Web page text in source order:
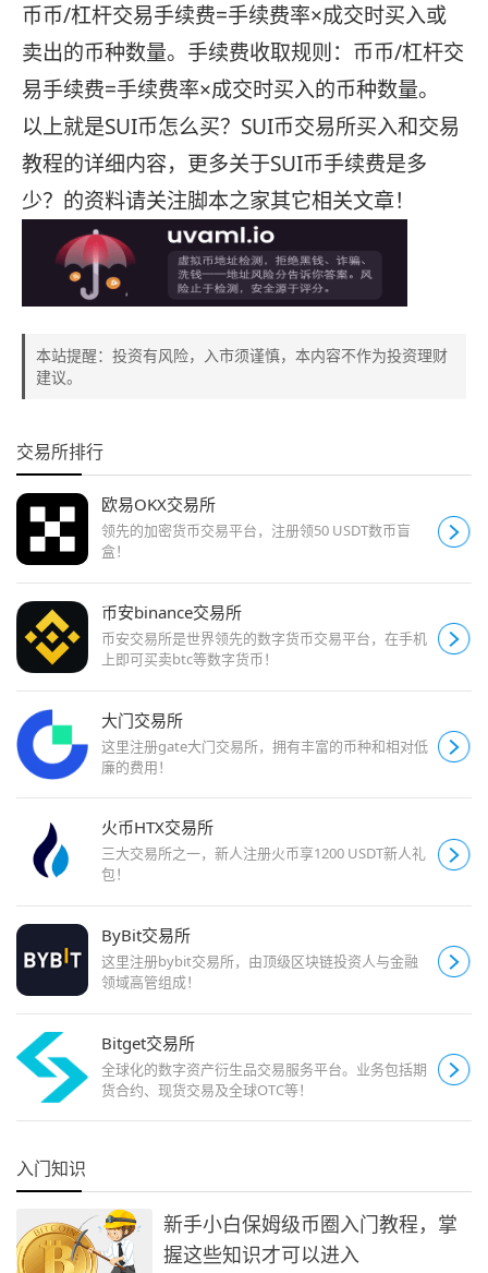
币币/杠杆交易手续费=手续费率×成交时买入或
卖出的币种数量。手续费收取规则：币币/杠杆交
易手续费=手续费率×成交时买入的币种数量。
以上就是SUI币怎么买？SUI币交易所买入和交易
教程的详细内容，更多关于SUI币手续费是多
少？的资料请关注脚本之家其它相关文章！
本站提醒：投资有风险，入市须谨慎，本内容不作为投资理财
建议。
交易所排行
欧易OKX交易所
领先的加密货币交易平台，注册领50 USDT数币盲
盒！
币安binance交易所
币安交易所是世界领先的数字货币交易平台，在手机
上即可买卖btc等数字货币！
大门交易所
这里注册gate大门交易所，拥有丰富的币种和相对低
廉的费用！
火币HTX交易所
三大交易所之一，新人注册火币享1200 USDT新人礼
包！
ByBit交易所
这里注册bybit交易所，由顶级区块链投资人与金融
领域高管组成！
Bitget交易所
全球化的数字资产衍生品交易服务平台。业务包括期
货合约、现货交易及全球OTC等！
入门知识
新手小白保姆级币圈入门教程，掌
握这些知识才可以进入